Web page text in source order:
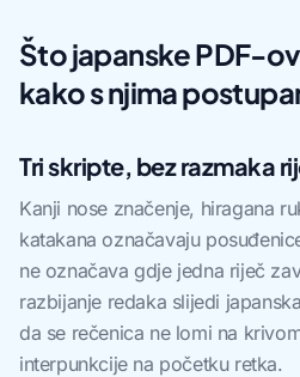
Što japanske PDF-
kako s njima
Tri skripte, bez razmaka
Kanji nose značenje, hiragana
katakana označavaju
ne označava gdje jedna riječ
razbijanje redaka slijedi
da se rečenica ne lomi na
interpunkcije na početku retka.